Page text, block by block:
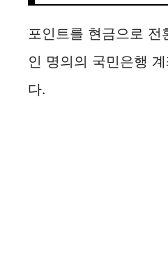
포인트를 현금으로 전
인 명의의 국민은행
다.